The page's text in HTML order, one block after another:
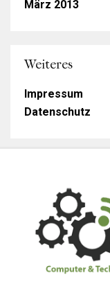
März 2013
Weiteres
Impressum
Datenschutz